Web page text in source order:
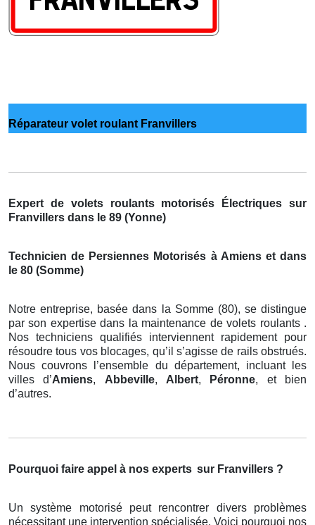
Réparateur volet roulant Franvillers
Expert de volets roulants motorisés Électriques sur
Franvillers dans le 89 (Yonne)
Technicien de Persiennes Motorisés à Amiens et dans
le 80 (Somme)
Notre entreprise, basée dans la Somme (80), se distingue
par son expertise dans la maintenance de volets roulants .
Nos techniciens qualifiés interviennent rapidement pour
résoudre tous vos blocages, qu’il s’agisse de rails obstrués.
Nous couvrons l’ensemble du département, incluant les
villes d’Amiens, Abbeville, Albert, Péronne, et bien
d’autres.
Pourquoi faire appel à nos experts sur Franvillers ?
Un système motorisé peut rencontrer divers problèmes
nécessitant une intervention spécialisée. Voici pourquoi nos